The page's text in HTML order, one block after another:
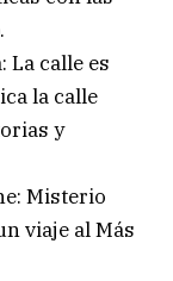
La calle es
la calle
y
Misterio
viaje al Más